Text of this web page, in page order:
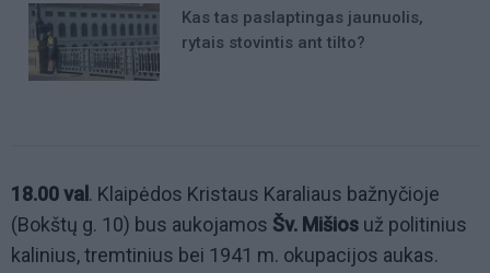
Kas tas paslaptingas jaunuolis,
rytais stovintis ant tilto?
18.00 val . Klaipėdos Kristaus Karaliaus bažnyčioje
(Bokštų g. 10) bus aukojamos Šv. Mišios už politinius
kalinius, tremtinius bei 1941 m. okupacijos aukas.